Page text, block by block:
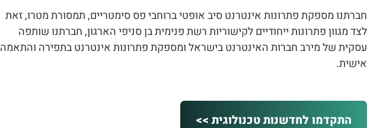
חברתנו מספקת פתרונות אינטרנט סיב אופטי ברוחבי פס סימטריים, תמסורת מטרו, זאת
לצד מגוון פתרונות ייחודיים לקישוריות רשת פנימית בן סניפי הארגון, חברתנו שותפה
עסקית של מירב חברות האינטרנט בישראל ומספקת פתרונות אינטרנט בתפירה והתאמה
אישית.
התקדמו לחדשנות טכנולוגית >>